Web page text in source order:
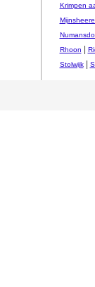
Krimpen
Rhoon
Stolwijk|